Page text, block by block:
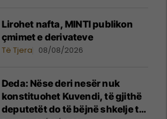
Lirohet nafta, MINTI publikon
çmimet e derivateve
Të Tjera 08/08/2026
Deda: Nëse deri nesër nuk
konstituohet Kuvendi, të gjithë
deputetët do të bëjnë shkelje të